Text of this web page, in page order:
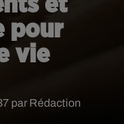
pour
vie
par Rédaction